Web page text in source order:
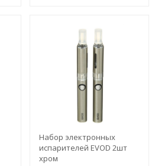
Набор электронных
испарителей EVOD 2шт
хром